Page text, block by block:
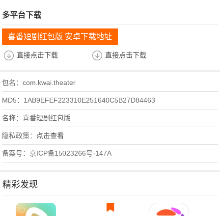
多平台下载
喜番短剧红包版 安卓下载地址
直接点击下载 直接点击下载
包名：com.kwai.theater
MD5：1AB9EFEF223310E251640C5B27D84463
名称：喜番短剧红包版
隐私政策： 点击查看
备案号：京ICP备15023266号-147A
精彩发现